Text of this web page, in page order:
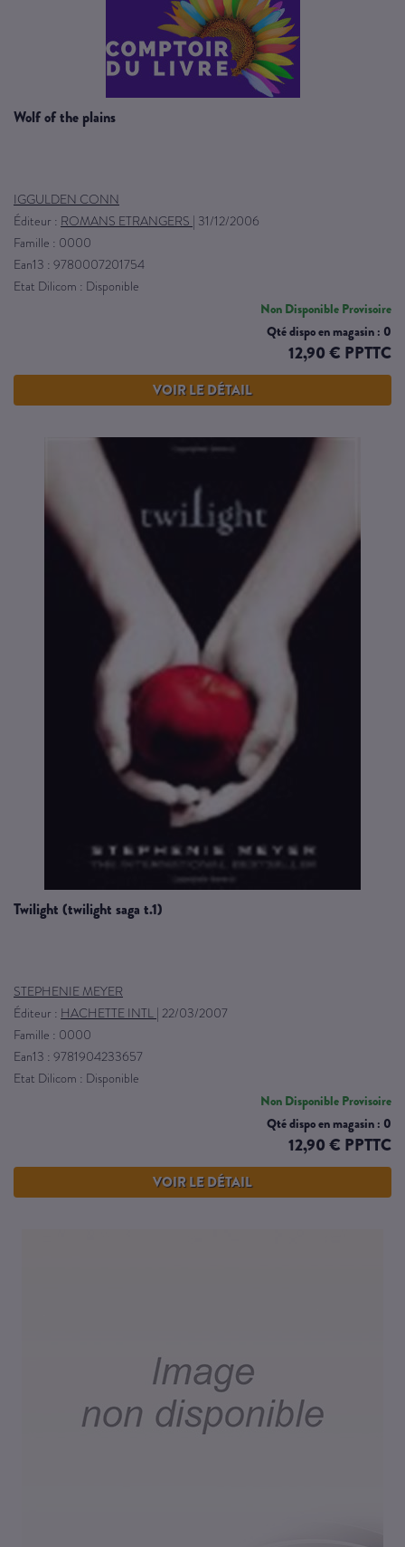
wolf of the plains
IGGULDEN CONN
Éditeur : ROMANS ETRANGERS | 31/12/2006
Famille : 0000
Ean13 : 9780007201754
Etat Dilicom : Disponible
Non Disponible Provisoire
Qté dispo en magasin : 0
12,90 € PPTTC
VOIR LE DÉTAIL
twilight (twilight saga t.1)
STEPHENIE MEYER
Éditeur : HACHETTE INTL | 22/03/2007
Famille : 0000
Ean13 : 9781904233657
Etat Dilicom : Disponible
Non Disponible Provisoire
Qté dispo en magasin : 0
12,90 € PPTTC
VOIR LE DÉTAIL